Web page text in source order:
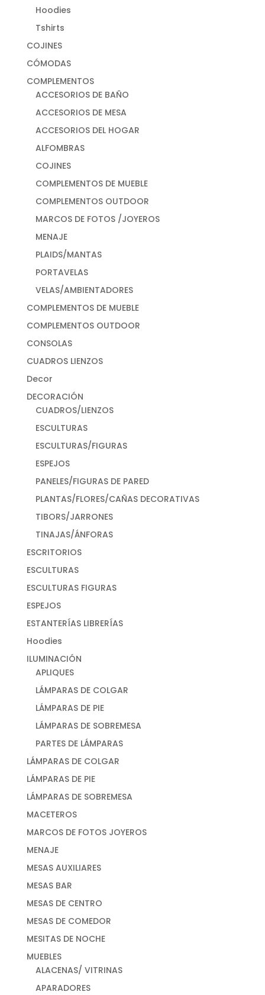
Hoodies
Tshirts
COJINES
CÓMODAS
COMPLEMENTOS
ACCESORIOS DE BAÑO
ACCESORIOS DE MESA
ACCESORIOS DEL HOGAR
ALFOMBRAS
COJINES
COMPLEMENTOS DE MUEBLE
COMPLEMENTOS OUTDOOR
MARCOS DE FOTOS /JOYEROS
MENAJE
PLAIDS/MANTAS
PORTAVELAS
VELAS/AMBIENTADORES
COMPLEMENTOS DE MUEBLE
COMPLEMENTOS OUTDOOR
CONSOLAS
CUADROS LIENZOS
Decor
DECORACIÓN
CUADROS/LIENZOS
ESCULTURAS
ESCULTURAS/FIGURAS
ESPEJOS
PANELES/FIGURAS DE PARED
PLANTAS/FLORES/CAÑAS DECORATIVAS
TIBORS/JARRONES
TINAJAS/ÁNFORAS
ESCRITORIOS
ESCULTURAS
ESCULTURAS FIGURAS
ESPEJOS
ESTANTERÍAS LIBRERÍAS
Hoodies
ILUMINACIÓN
APLIQUES
LÁMPARAS DE COLGAR
LÁMPARAS DE PIE
LÁMPARAS DE SOBREMESA
PARTES DE LÁMPARAS
LÁMPARAS DE COLGAR
LÁMPARAS DE PIE
LÁMPARAS DE SOBREMESA
MACETEROS
MARCOS DE FOTOS JOYEROS
MENAJE
MESAS AUXILIARES
MESAS BAR
MESAS DE CENTRO
MESAS DE COMEDOR
MESITAS DE NOCHE
MUEBLES
ALACENAS/ VITRINAS
APARADORES